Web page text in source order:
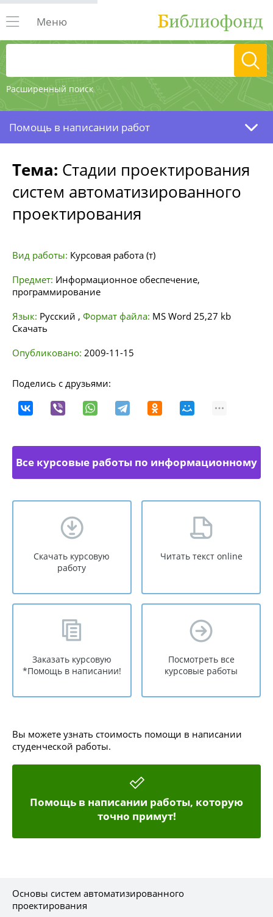
Расширенный поиск
Меню
Помощь в написании работ
Тема: Стадии проектирования
систем автоматизированного
проектирования
Вид работы: Курсовая работа (т)
Предмет: Информационное обеспечение,
программирование
Язык: Русский , Формат файла: MS Word 25,27 kb
Скачать
Опубликовано: 2009-11-15
Поделись с друзьями:
Все курсовые работы по информационному
Скачать курсовую
работу
Читать текст online
Заказать курсовую
*Помощь в написании!
Посмотреть все
курсовые работы
Вы можете узнать стоимость помощи в написании
студенческой работы.
Помощь в написании работы, которую
точно примут!
Основы систем автоматизированного
проектирования